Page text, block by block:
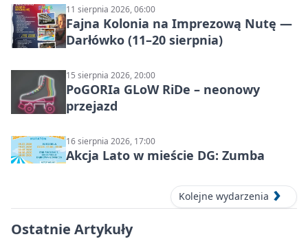
11 sierpnia 2026, 06:00
Fajna Kolonia na Imprezową Nutę —
Darłówko (11–20 sierpnia)
15 sierpnia 2026, 20:00
PoGORIa GLoW RiDe – neonowy
przejazd
16 sierpnia 2026, 17:00
Akcja Lato w mieście DG: Zumba
Kolejne wydarzenia
Ostatnie Artykuły